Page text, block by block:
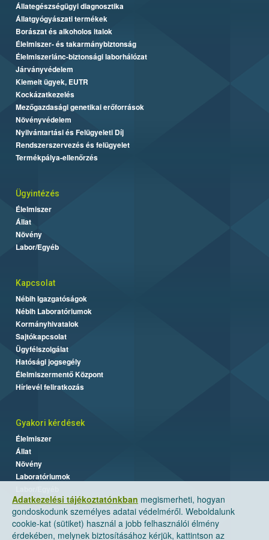
Adatkezelési tájékoztatónkban megismerheti, hogyan
gondoskodunk személyes adatai védelméről. Weboldalunk
cookie-kat (sütiket) használ a jobb felhasználói élmény
érdekében, melynek biztosításához kérjük, kattintson az
Állategészségügyi diagnosztika
Állatgyógyászati termékek
Borászat és alkoholos italok
Élelmiszer- és takarmánybiztonság
Élelmiszerlánc-biztonsági laborhálózat
Járványvédelem
Kiemelt ügyek, EUTR
Kockázatkezelés
Mezőgazdasági genetikai erőforrások
Növényvédelem
Nyilvántartási és Felügyeleti Díj
Rendszerszervezés és felügyelet
Termékpálya-ellenőrzés
Ügyintézés
Élelmiszer
Állat
Növény
Labor/Egyéb
Kapcsolat
Nébih Igazgatóságok
Nébih Laboratóriumok
Kormányhivatalok
Sajtókapcsolat
Ügyfélszolgálat
Hatósági jogsegély
Élelmiszermentő Központ
Hírlevél feliratkozás
Gyakori kérdések
Élelmiszer
Állat
Növény
Laboratóriumok